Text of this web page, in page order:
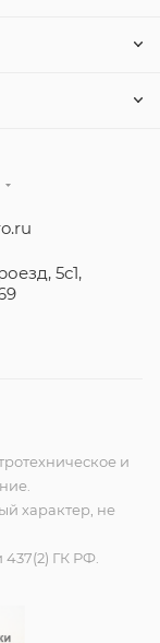
5с1,
и
характер, не
ГК РФ.